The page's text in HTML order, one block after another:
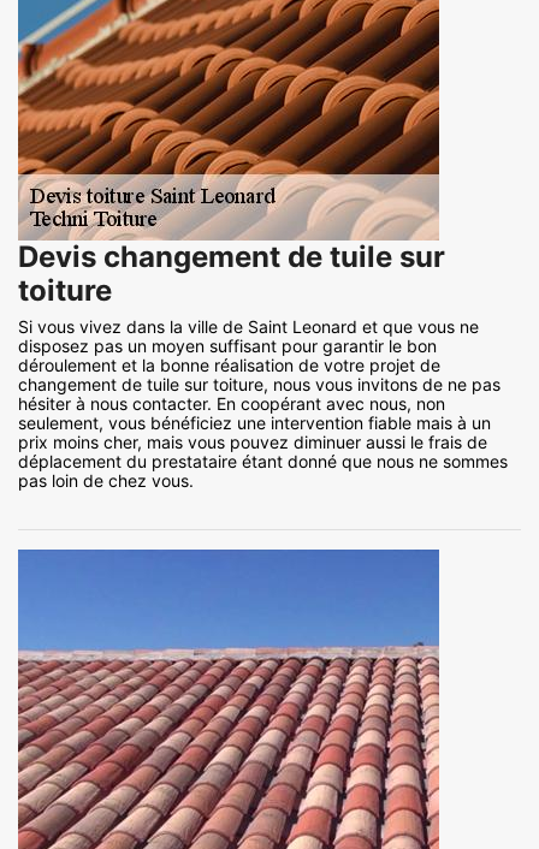
Devis changement de tuile sur
toiture
Si vous vivez dans la ville de Saint Leonard et que vous ne
disposez pas un moyen suffisant pour garantir le bon
déroulement et la bonne réalisation de votre projet de
changement de tuile sur toiture, nous vous invitons de ne pas
hésiter à nous contacter. En coopérant avec nous, non
seulement, vous bénéficiez une intervention fiable mais à un
prix moins cher, mais vous pouvez diminuer aussi le frais de
déplacement du prestataire étant donné que nous ne sommes
pas loin de chez vous.